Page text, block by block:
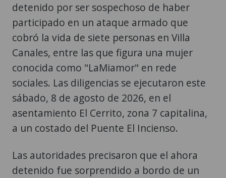
detenido por ser sospechoso de haber
participado en un ataque armado que
cobró la vida de siete personas en Villa
Canales, entre las que figura una mujer
conocida como "LaMiamor" en rede
sociales. Las diligencias se ejecutaron este
sábado, 8 de agosto de 2026, en el
asentamiento El Cerrito, zona 7 capitalina,
a un costado del Puente El Incienso.
Las autoridades precisaron que el ahora
detenido fue sorprendido a bordo de un